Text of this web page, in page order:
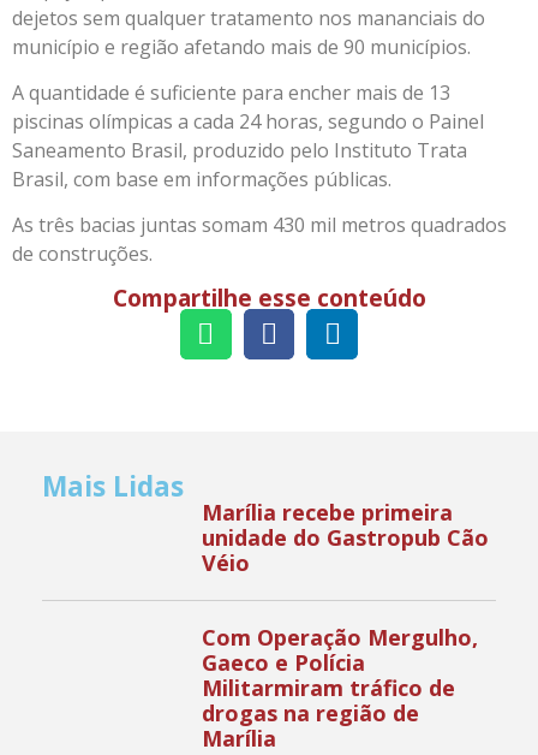
dejetos sem qualquer tratamento nos mananciais do
município e região afetando mais de 90 municípios.
A quantidade é suficiente para encher mais de 13
piscinas olímpicas a cada 24 horas, segundo o Painel
Saneamento Brasil, produzido pelo Instituto Trata
Brasil, com base em informações públicas.
As três bacias juntas somam 430 mil metros quadrados
de construções.
Compartilhe esse conteúdo
Mais Lidas
Marília recebe primeira
unidade do Gastropub Cão
Véio
Com Operação Mergulho,
Gaeco e Polícia
Militarmiram tráfico de
drogas na região de
Marília